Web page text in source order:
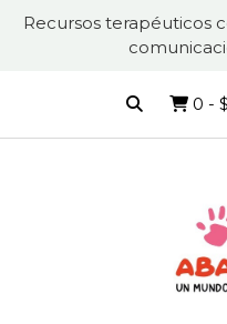
Recursos terapéuticos
0 -